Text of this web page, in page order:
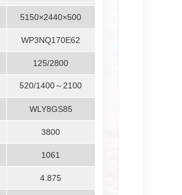
5150×2440×500
WP3NQ170E62
125/2800
520/1400～2100
WLY8GS85
3800
1061
4.875